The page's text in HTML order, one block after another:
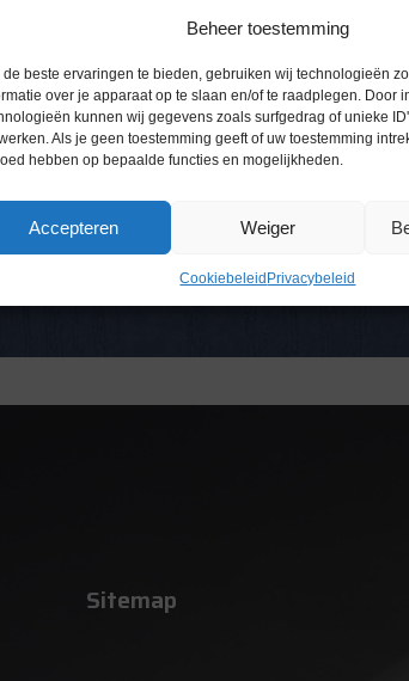
Beheer toestemming
de beste ervaringen te bieden, gebruiken wij technologieën
over je apparaat op te slaan en/of te raadplegen. Door
kunnen wij gegevens zoals surfgedrag of unieke
Als je geen toestemming geeft of uw toestemming
hebben op bepaalde functies en mogelijkheden.
Accepteren Weiger
Cookiebeleid Privacybeleid
Sitemap